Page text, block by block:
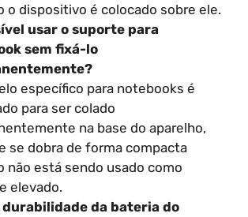
o dispositivo é colocado sobre ele.
usar o suporte para
sem fixá-lo
específico para notebooks é
para ser colado
na base do aparelho,
se dobra de forma compacta
não está sendo usado como
elevado.
durabilidade da bateria do